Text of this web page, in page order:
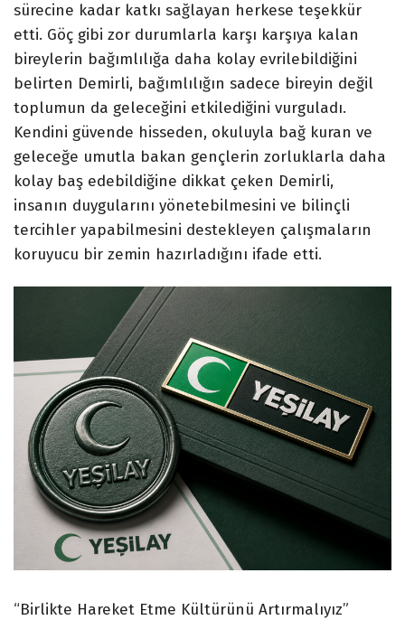
sürecine kadar katkı sağlayan herkese teşekkür
etti. Göç gibi zor durumlarla karşı karşıya kalan
bireylerin bağımlılığa daha kolay evrilebildiğini
belirten Demirli, bağımlılığın sadece bireyin değil
toplumun da geleceğini etkilediğini vurguladı.
Kendini güvende hisseden, okuluyla bağ kuran ve
geleceğe umutla bakan gençlerin zorluklarla daha
kolay baş edebildiğine dikkat çeken Demirli,
insanın duygularını yönetebilmesini ve bilinçli
tercihler yapabilmesini destekleyen çalışmaların
koruyucu bir zemin hazırladığını ifade etti.
“Birlikte Hareket Etme Kültürünü Artırmalıyız”